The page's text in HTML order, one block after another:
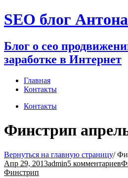
Перейти
к
SEO блог Антона
Блог о сео
заработке в Интернет
Главная
Контакты
Контакты
Финстрип
Вернуться на главную страницу/
Апр 29, 2013admin5 комментариев
Финстрип